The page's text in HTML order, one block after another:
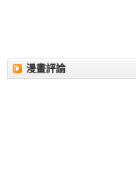
漫畫評論